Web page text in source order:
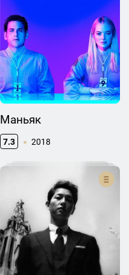
Маньяк
7.3 2018